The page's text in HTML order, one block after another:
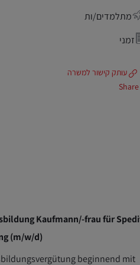
מתלמדים/ות
זמני
עותק קישור למשרה
Share
Kaufmann/-frau für
(m/w/d)
beginnend mit